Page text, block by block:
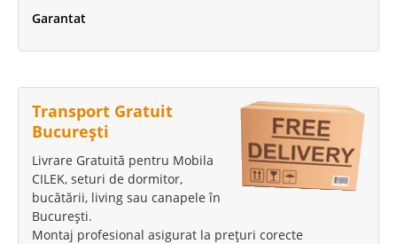
Garantat
Transport Gratuit
București
Livrare Gratuită pentru Mobila
CILEK, seturi de dormitor,
bucătării, living sau canapele în
București.
Montaj profesional asigurat la prețuri corecte